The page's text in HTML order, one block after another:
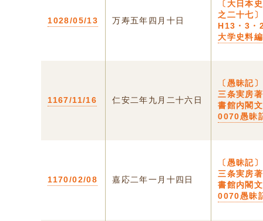
1028/05/13 万寿五年四月十日
〔大日本
之二十七
H13・3
大学史料
1167/11/16 仁安二年九月二十六日
〔愚昧記
三条実房
書館内閣
0070愚昧
1170/02/08 嘉応二年一月十四日
〔愚昧記
三条実房
書館内閣
0070愚昧